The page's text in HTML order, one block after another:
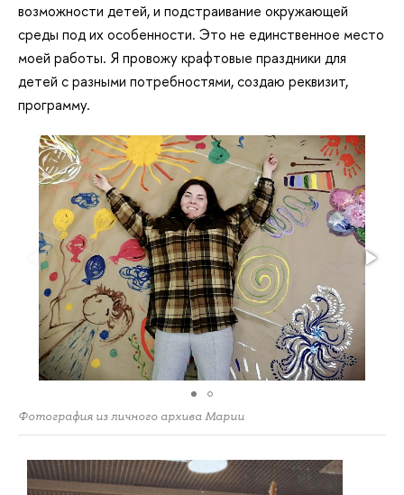
возможности детей, и подстраивание окружающей
среды под их особенности. Это не единственное место
моей работы. Я провожу крафтовые праздники для
детей с разными потребностями, создаю реквизит,
программу.
Фотография из личного архива Марии